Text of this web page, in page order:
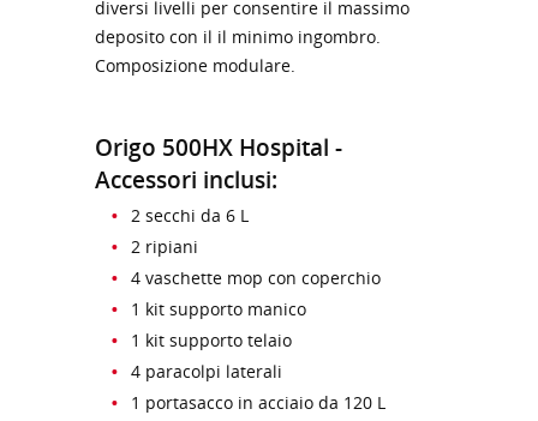
diversi livelli per consentire il massimo
deposito con il il minimo ingombro.
Composizione modulare.
Origo 500HX Hospital -
Accessori inclusi:
2 secchi da 6 L
2 ripiani
4 vaschette mop con coperchio
1 kit supporto manico
1 kit supporto telaio
4 paracolpi laterali
1 portasacco in acciaio da 120 L